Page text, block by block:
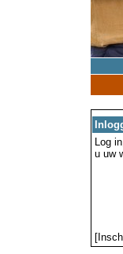
Log
u uw